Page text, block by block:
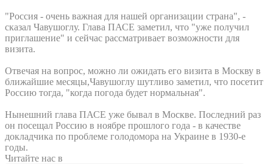
"Россия - очень важная для нашей организации страна", -
сказал Чавушоглу. Глава ПАСЕ заметил, что "уже получил
приглашение" и сейчас рассматривает возможности для
визита.
Отвечая на вопрос, можно ли ожидать его визита в Москву в
ближайшие месяцы,Чавушоглу шутливо заметил, что посетит
Россию тогда, "когда погода будет нормальная".
Нынешний глава ПАСЕ уже бывал в Москве. Последний раз
он посещал Россию в ноябре прошлого года - в качестве
докладчика по проблеме голодомора на Украине в 1930-е
годы.
Читайте нас в